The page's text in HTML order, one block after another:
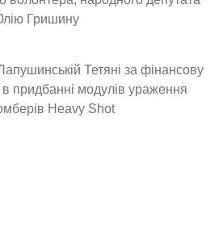
Гришину
Тетяні за фінансову
придбанні модулів ураження
Heavy Shot